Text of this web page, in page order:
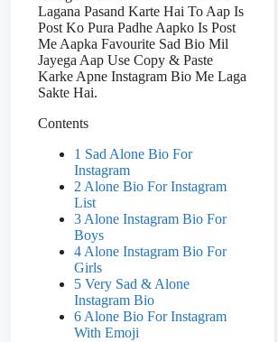
Lagana Pasand Karte Hai To Aap Is
Post Ko Pura Padhe Aapko Is Post
Me Aapka Favourite Sad Bio Mil
Jayega Aap Use Copy & Paste
Karke Apne Instagram Bio Me Laga
Sakte Hai.
Contents
1 Sad Alone Bio For
Instagram
2 Alone Bio For Instagram
List
3 Alone Instagram Bio For
Boys
4 Alone Instagram Bio For
Girls
5 Very Sad & Alone
Instagram Bio
6 Alone Bio For Instagram
With Emoji